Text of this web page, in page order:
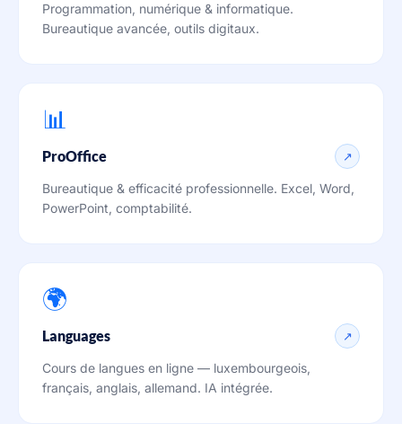
Programmation, numérique & informatique.
Bureautique avancée, outils digitaux.
📊
ProOffice ↗
Bureautique & efficacité professionnelle. Excel, Word,
PowerPoint, comptabilité.
🌍
Languages ↗
Cours de langues en ligne — luxembourgeois,
français, anglais, allemand. IA intégrée.